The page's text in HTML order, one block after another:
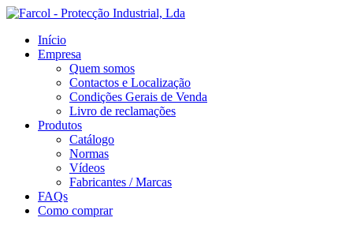
Início
Empresa
Quem somos
Contactos e Localização
Condições Gerais de Venda
Livro de reclamações
Produtos
Catálogo
Normas
Vídeos
Fabricantes / Marcas
FAQs
Como comprar